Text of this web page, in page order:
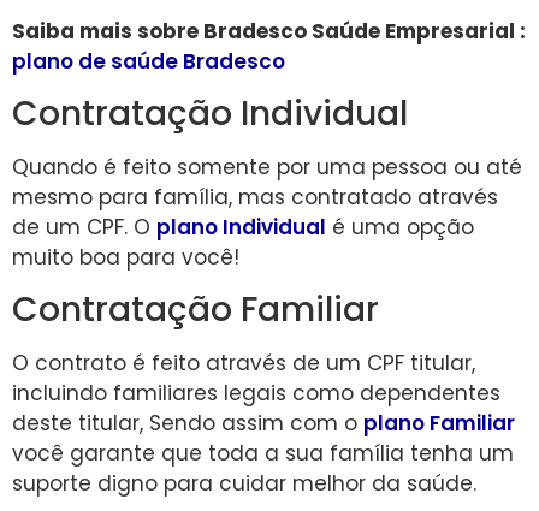
Saiba mais sobre Bradesco Saúde Empresarial :
plano de saúde Bradesco
Contratação Individual
Quando é feito somente por uma pessoa ou até
mesmo para família, mas contratado através
de um CPF. O plano Individual é uma opção
muito boa para você!
Contratação Familiar
O contrato é feito através de um CPF titular,
incluindo familiares legais como dependentes
deste titular, Sendo assim com o plano Familiar
você garante que toda a sua família tenha um
suporte digno para cuidar melhor da saúde.